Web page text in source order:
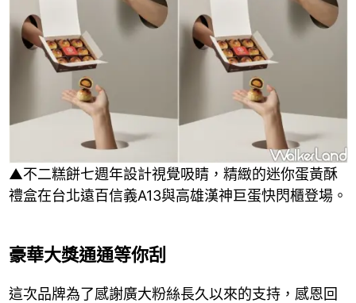
▲不二糕餅七週年設計視覺吸睛，精緻的迷你蛋黃酥
禮盒在台北遠百信義A13與高雄漢神巨蛋快閃櫃登場。
豪華大獎通通等你刮
這次品牌為了感謝廣大粉絲長久以來的支持，感恩回